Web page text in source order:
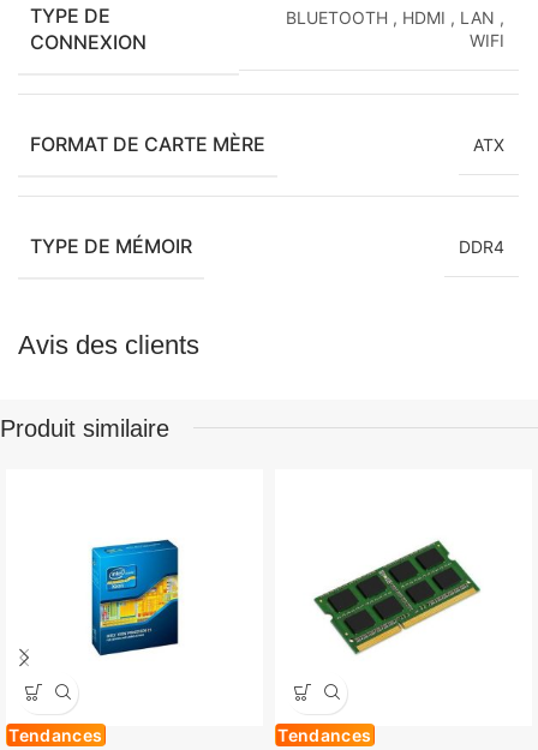
TYPE DE
CONNEXION
BLUETOOTH , HDMI , LAN ,
WIFI
FORMAT DE CARTE MÈRE ATX
TYPE DE MÉMOIR DDR4
Avis des clients
Produit similaire
Tendances Tendances